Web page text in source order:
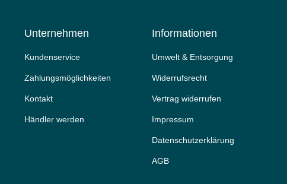
Unternehmen
Kundenservice
Zahlungsmöglichkeiten
Kontakt
Händler werden
Informationen
Umwelt & Entsorgung
Widerrufs­recht
Vertrag widerrufen
Impressum
Daten­schutz­erklärung
AGB